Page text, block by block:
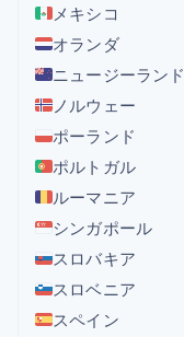
メキシコ
オランダ
ニュージーランド
ノルウェー
ポーランド
ポルトガル
ルーマニア
シンガポール
スロバキア
スロベニア
スペイン